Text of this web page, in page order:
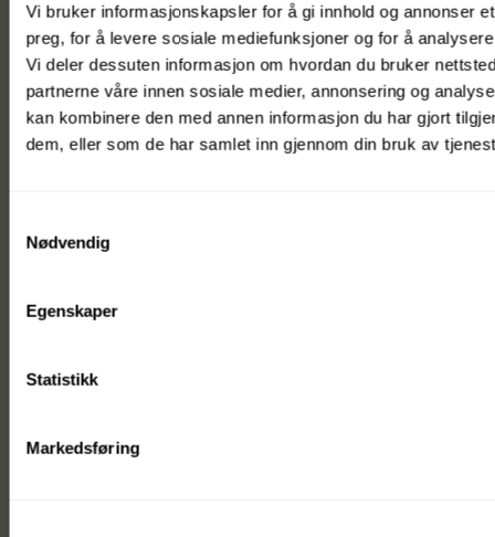
Vi bruker informasjonskapsler for å gi innhold og annonser
preg, for å levere sosiale mediefunksjoner og for å
Vi deler dessuten informasjon om hvordan du bruker
partnerne våre innen sosiale medier, annonsering og
kan kombinere den med annen informasjon du har gjort
dem, eller som de har samlet inn gjennom din bruk av
Nødvendig
Egenskaper
Statistikk
Markedsføring